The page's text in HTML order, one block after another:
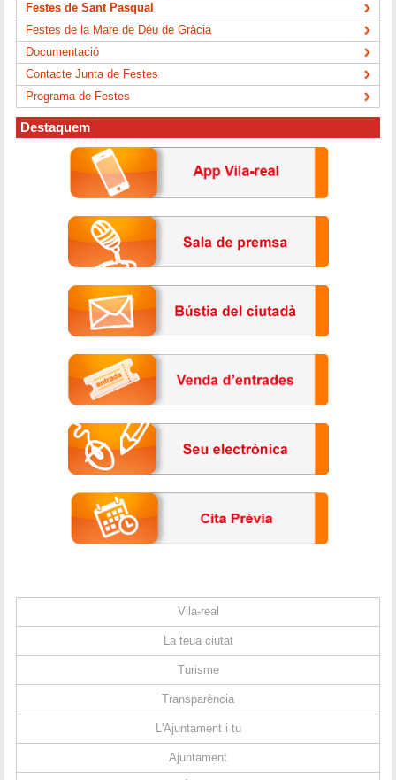
Festes de Sant Pasqual
Festes de la Mare de Déu de Gràcia
Documentació
Contacte Junta de Festes
Programa de Festes
Destaquem
Vila-real
La teua ciutat
Turisme
Transparència
L'Ajuntament i tu
Ajuntament